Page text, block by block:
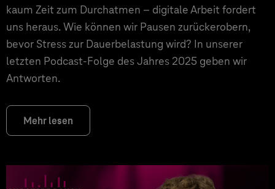
kaum Zeit zum Durchatmen – digitale Arbeit fordert
uns heraus. Wie können wir Pausen zurückerobern,
bevor Stress zur Dauerbelastung wird? In unserer
letzten Podcast-Folge des Jahres 2025 geben wir
Antworten.
Mehr lesen